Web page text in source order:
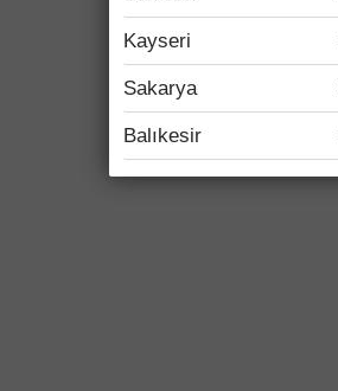
Kayseri
Sakarya
Balıkesir